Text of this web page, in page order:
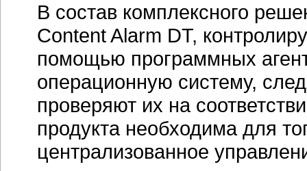
В состав комплексного
Content Alarm DT,
помощью программных
операционную систему,
проверяют их на
продукта необходима для
централизованное